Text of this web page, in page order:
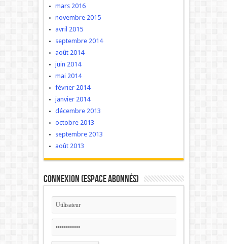
mars 2016
novembre 2015
avril 2015
septembre 2014
août 2014
juin 2014
mai 2014
février 2014
janvier 2014
décembre 2013
octobre 2013
septembre 2013
août 2013
Connexion (Espace Abonnés)